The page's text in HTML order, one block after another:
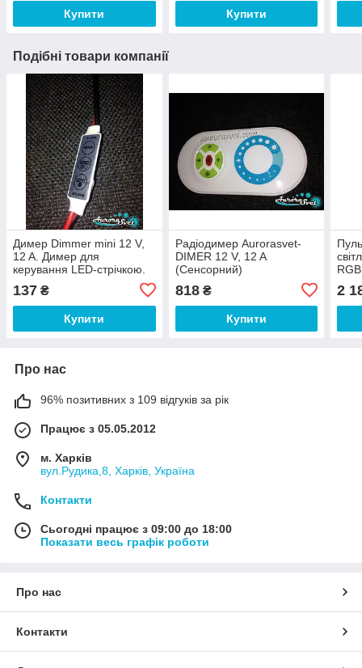
Купити Купити
Подібні товари компанії
Димер Dimmer mini 12 V,
12 A. Димер для
керування LED-стрічкою.
137 ₴
Купити
Радіодимер Aurorasvet-
DIMER 12 V, 12 A
(Сенсорний)
818₴
Купити
2
Про нас
96% позитивних з 109 відгуків за рік
Працює з 05.05.2012
м. Харків
вул.Рудика,8, Харків, Україна
Контакти
Сьогодні працює з 09:00 до 18:00
Показати весь графік роботи
Про нас
Контакти